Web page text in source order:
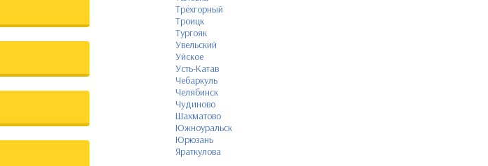
Трёхгорный
Троицк
Тургояк
Увельский
Уйское
Усть-Катав
Чебаркуль
Челябинск
Чудиново
Шахматово
Южноуральск
Юрюзань
Яраткулова